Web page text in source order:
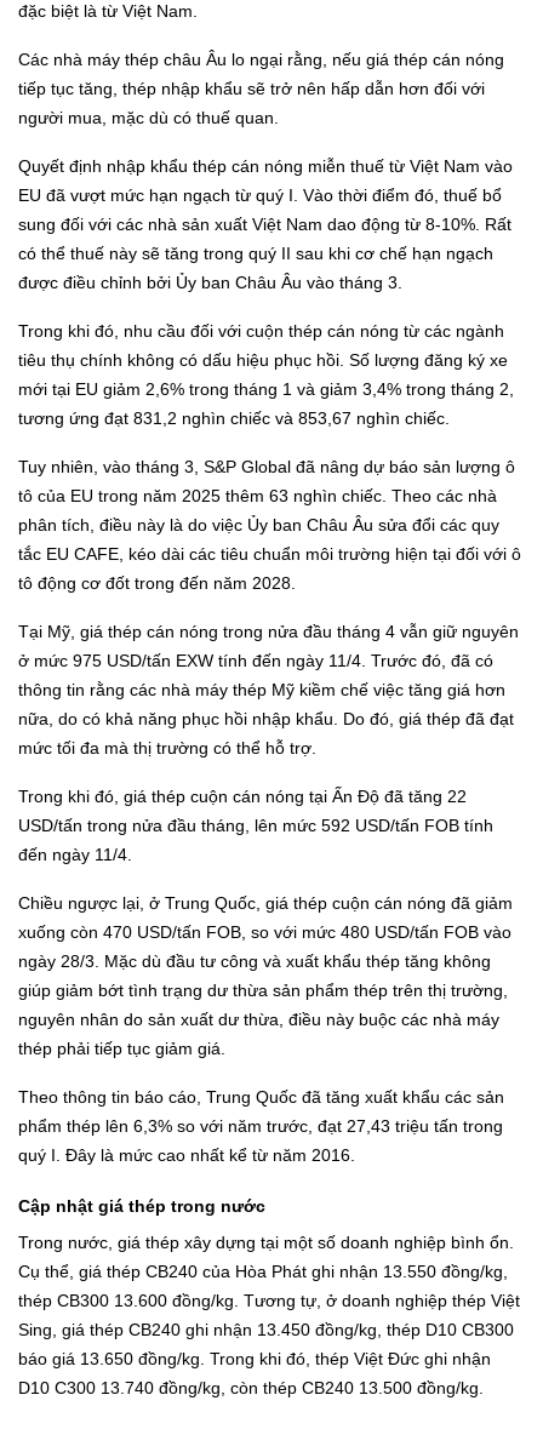
đặc biệt là từ Việt Nam.
Các nhà máy thép châu Âu lo ngại rằng, nếu giá thép cán nóng
tiếp tục tăng, thép nhập khẩu sẽ trở nên hấp dẫn hơn đối với
người mua, mặc dù có thuế quan.
Quyết định nhập khẩu thép cán nóng miễn thuế từ Việt Nam vào
EU đã vượt mức hạn ngạch từ quý I. Vào thời điểm đó, thuế bổ
sung đối với các nhà sản xuất Việt Nam dao động từ 8-10%. Rất
có thể thuế này sẽ tăng trong quý II sau khi cơ chế hạn ngạch
được điều chỉnh bởi Ủy ban Châu Âu vào tháng 3.
Trong khi đó, nhu cầu đối với cuộn thép cán nóng từ các ngành
tiêu thụ chính không có dấu hiệu phục hồi. Số lượng đăng ký xe
mới tại EU giảm 2,6% trong tháng 1 và giảm 3,4% trong tháng 2,
tương ứng đạt 831,2 nghìn chiếc và 853,67 nghìn chiếc.
Tuy nhiên, vào tháng 3, S&P Global đã nâng dự báo sản lượng ô
tô của EU trong năm 2025 thêm 63 nghìn chiếc. Theo các nhà
phân tích, điều này là do việc Ủy ban Châu Âu sửa đổi các quy
tắc EU CAFE, kéo dài các tiêu chuẩn môi trường hiện tại đối với ô
tô động cơ đốt trong đến năm 2028.
Tại Mỹ, giá thép cán nóng trong nửa đầu tháng 4 vẫn giữ nguyên
ở mức 975 USD/tấn EXW tính đến ngày 11/4. Trước đó, đã có
thông tin rằng các nhà máy thép Mỹ kiềm chế việc tăng giá hơn
nữa, do có khả năng phục hồi nhập khẩu. Do đó, giá thép đã đạt
mức tối đa mà thị trường có thể hỗ trợ.
Trong khi đó, giá thép cuộn cán nóng tại Ấn Độ đã tăng 22
USD/tấn trong nửa đầu tháng, lên mức 592 USD/tấn FOB tính
đến ngày 11/4.
Chiều ngược lại, ở Trung Quốc, giá thép cuộn cán nóng đã giảm
xuống còn 470 USD/tấn FOB, so với mức 480 USD/tấn FOB vào
ngày 28/3. Mặc dù đầu tư công và xuất khẩu thép tăng không
giúp giảm bớt tình trạng dư thừa sản phẩm thép trên thị trường,
nguyên nhân do sản xuất dư thừa, điều này buộc các nhà máy
thép phải tiếp tục giảm giá.
Theo thông tin báo cáo, Trung Quốc đã tăng xuất khẩu các sản
phẩm thép lên 6,3% so với năm trước, đạt 27,43 triệu tấn trong
quý I. Đây là mức cao nhất kể từ năm 2016.
Cập nhật giá thép trong nước
Trong nước, giá thép xây dựng tại một số doanh nghiệp bình ổn.
Cụ thể, giá thép CB240 của Hòa Phát ghi nhận 13.550 đồng/kg,
thép CB300 13.600 đồng/kg. Tương tự, ở doanh nghiệp thép Việt
Sing, giá thép CB240 ghi nhận 13.450 đồng/kg, thép D10 CB300
báo giá 13.650 đồng/kg. Trong khi đó, thép Việt Đức ghi nhận
D10 C300 13.740 đồng/kg, còn thép CB240 13.500 đồng/kg.